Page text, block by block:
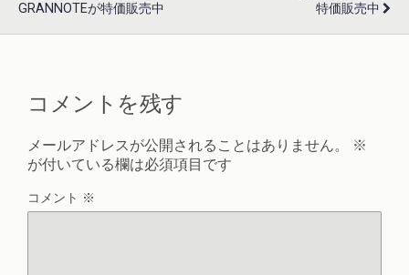
GRANNOTEが特価販売中
特価販売中
コメントを残す
メールアドレスが公開されることはありません。
※
が付いている欄は必須項目です
コメント ※